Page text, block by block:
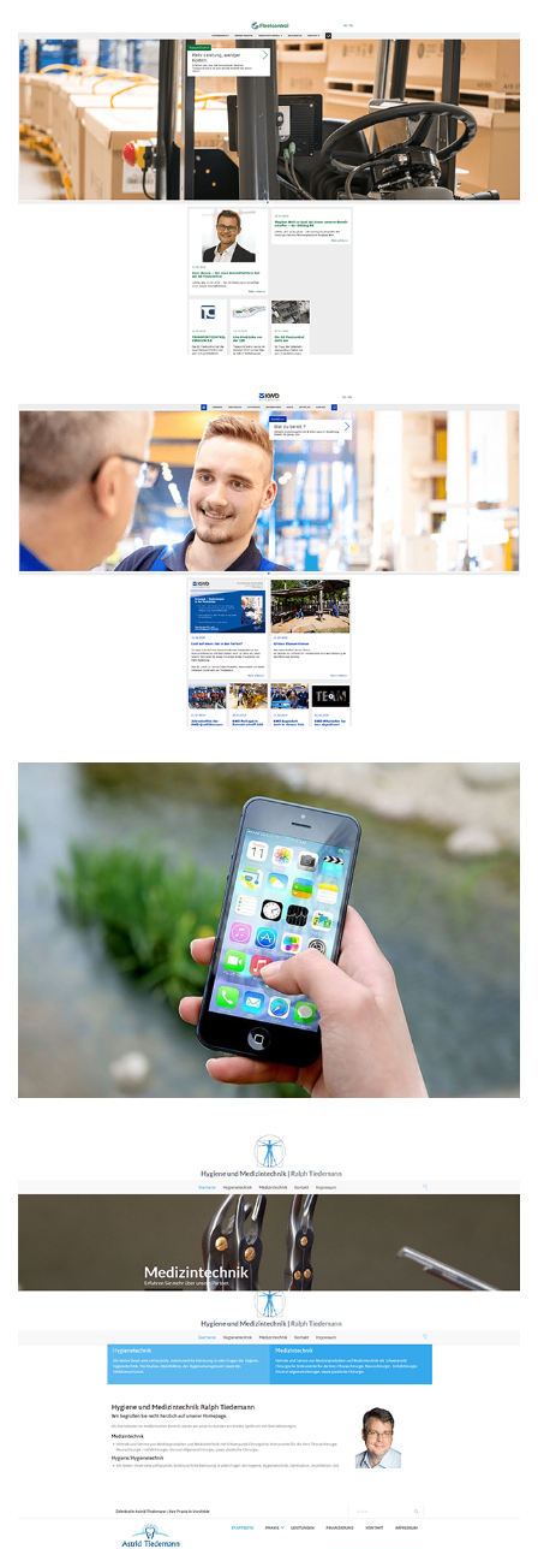
GS Fleetcontrol
Karosseriewerke Dresden Webseite
Schnellecke Group AG & Co. KG
WebApp
APP-ENTWICKLUNG
Hygiene- und Medizintechnik Ralph
Tiedemann
WEBDESIGN